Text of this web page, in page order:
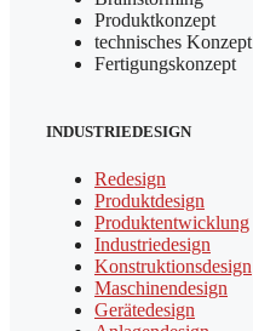
Produktkonzept
technisches Konzept
Fertigungskonzept
INDUSTRIEDESIGN
Redesign
Produktdesign
Produktentwicklung
Industriedesign
Konstruktionsdesign
Maschinendesign
Gerätedesign